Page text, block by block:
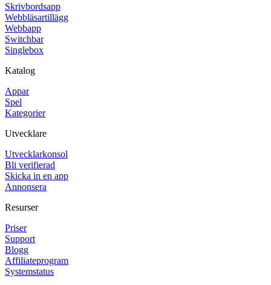
Skrivbordsapp
Webbläsartillägg
Webbapp
Switchbar
Singlebox
Katalog
Appar
Spel
Kategorier
Utvecklare
Utvecklarkonsol
Bli verifierad
Skicka in en app
Annonsera
Resurser
Priser
Support
Blogg
Affiliateprogram
Systemstatus